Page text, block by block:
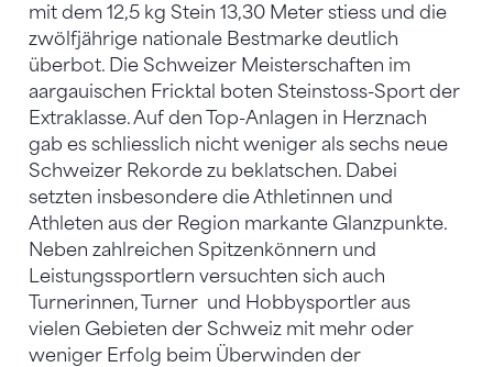
mit dem 12,5 kg Stein 13,30 Meter stiess und die
zwölfjährige nationale Bestmarke deutlich
überbot. Die Schweizer Meisterschaften im
aargauischen Fricktal boten Steinstoss-Sport der
Extraklasse. Auf den Top-Anlagen in Herznach
gab es schliesslich nicht weniger als sechs neue
Schweizer Rekorde zu beklatschen. Dabei
setzten insbesondere die Athletinnen und
Athleten aus der Region markante Glanzpunkte.
Neben zahlreichen Spitzenkönnern und
Leistungssportlern versuchten sich auch
Turnerinnen, Turner und Hobbysportler aus
vielen Gebieten der Schweiz mit mehr oder
weniger Erfolg beim Überwinden der